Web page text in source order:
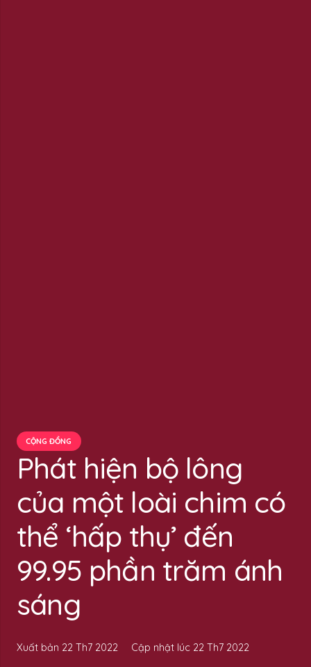
CỘNG ĐỒNG
Phát hiện bộ lông
của một loài chim có
thể ‘hấp thụ’ đến
99.95 phần trăm ánh
sáng
Xuất bản 22 Th7 2022 Cập nhật lúc 22 Th7 2022